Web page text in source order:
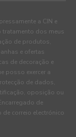
a CIN e
dos meus
de produtos,
e ofertas
de decoração e
posso exercer a
de dados,
oposição ou
de
de correio electrónico